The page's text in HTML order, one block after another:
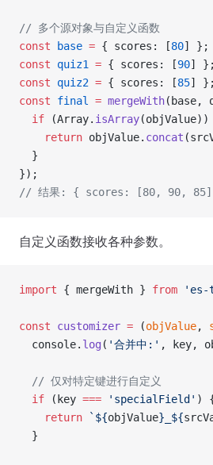
// 多个源对象与自定义函数
const base = { scores: [80] };
const quiz1 = { scores: [90] };
const quiz2 = { scores: [85] };
const final = mergeWith(base,
  if
(Array. isArray
    return
objValue. concat
  }
});
// 结果: { scores: [80, 90,
自定义函数接收各种参数。
import { mergeWith } from 'es-
const customizer = (objValue,
  console.
log ( '合并中:' , key,
  // 仅对特定键进行自定义
  if
(key === 'specialField' )
    return
`${objValue}_${
  }